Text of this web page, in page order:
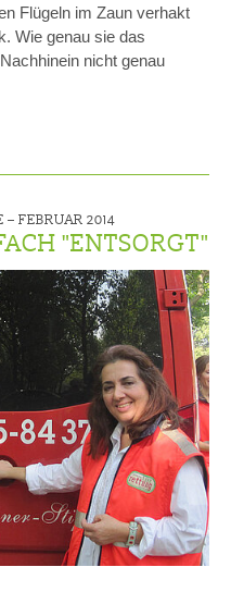
Flügeln im Zaun verhakt
Wie genau sie das
nicht genau
– FEBRUAR 2014
"ENTSORGT"